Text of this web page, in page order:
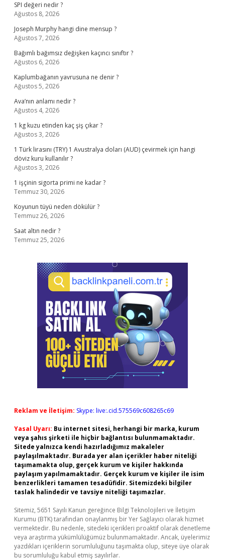
SPI değeri nedir ?
Ağustos 8, 2026
Joseph Murphy hangi dine mensup ?
Ağustos 7, 2026
Bağımlı bağımsız değişken kaçıncı sınıftır ?
Ağustos 6, 2026
Kaplumbağanın yavrusuna ne denir ?
Ağustos 5, 2026
Ava’nın anlamı nedir ?
Ağustos 4, 2026
1 kg kuzu etinden kaç şiş çıkar ?
Ağustos 3, 2026
1 Türk lirasını (TRY) 1 Avustralya doları (AUD) çevirmek için hangi
döviz kuru kullanılır ?
Ağustos 3, 2026
1 işçinin sigorta primi ne kadar ?
Temmuz 30, 2026
Koyunun tüyü neden dökülür ?
Temmuz 26, 2026
Saat altın nedir ?
Temmuz 25, 2026
Reklam ve İletişim: Skype: live:.cid.575569c608265c69
Yasal Uyarı: Bu internet sitesi, herhangi bir marka, kurum
veya şahıs şirketi ile hiçbir bağlantısı bulunmamaktadır.
Sitede yalnızca kendi hazırladığımız makaleler
paylaşılmaktadır. Burada yer alan içerikler haber niteliği
taşımamakta olup, gerçek kurum ve kişiler hakkında
paylaşım yapılmamaktadır. Gerçek kurum ve kişiler ile isim
benzerlikleri tamamen tesadüfidir. Sitemizdeki bilgiler
taslak halindedir ve tavsiye niteliği taşımazlar.
Sitemiz, 5651 Sayılı Kanun gereğince Bilgi Teknolojileri ve İletişim
Kurumu (BTK) tarafından onaylanmış bir Yer Sağlayıcı olarak hizmet
vermektedir. Bu nedenle, sitedeki içerikleri proaktif olarak denetleme
veya araştırma yükümlülüğümüz bulunmamaktadır. Ancak, üyelerimiz
yazdıkları içeriklerin sorumluluğunu taşımakta olup, siteye üye olarak
bu sorumluluğu kabul etmiş sayılırlar.